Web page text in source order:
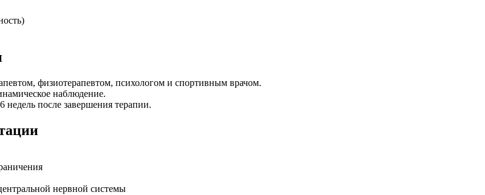
физиотерапевтом, психологом и спортивным врачом.
наблюдение.
недель после завершения терапии.
нервной системы